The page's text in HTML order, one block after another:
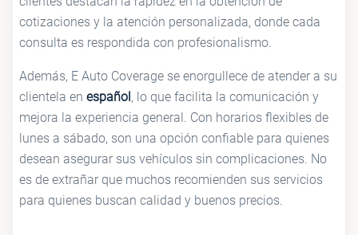
cotizaciones y la atención personalizada, donde cada
consulta es respondida con profesionalismo.
Además, E Auto Coverage se enorgullece de atender a su
clientela en español , lo que facilita la comunicación y
mejora la experiencia general. Con horarios flexibles de
lunes a sábado, son una opción confiable para quienes
desean asegurar sus vehículos sin complicaciones. No
es de extrañar que muchos recomienden sus servicios
para quienes buscan calidad y buenos precios.